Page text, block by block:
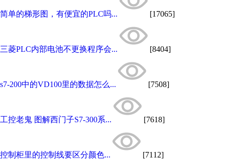
简单的梯形图，有便宜的PLC吗... [17065]
三菱PLC内部电池不更换程序会... [8404]
s7-200中的VD100里的数据怎么... [7508]
工控老鬼 图解西门子S7-300系... [7618]
控制柜里的控制线要区分颜色... [7112]